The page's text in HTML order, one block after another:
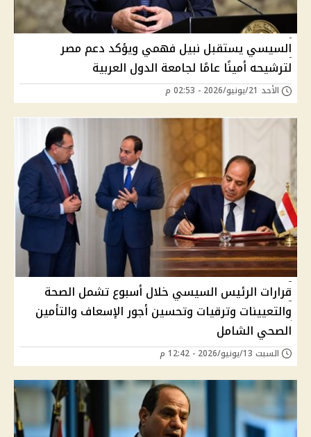
السيسي يستقبل نبيل فهمي ويؤكد دعم مصر
لترشيحه أمينًا عامًا لجامعة الدول العربية
الأحد 21/يونيو/2026 - 02:53 م
قرارات الرئيس السيسي خلال أسبوع تشمل الصحة
والتعيينات وترقيات وتحسين أجور الإسعاف والتأمين
الصحي الشامل
السبت 13/يونيو/2026 - 12:42 م